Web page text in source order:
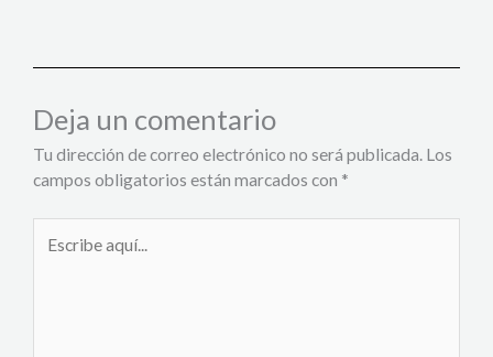
Deja un comentario
Tu dirección de correo electrónico no será publicada. Los
campos obligatorios están marcados con *
aquí...